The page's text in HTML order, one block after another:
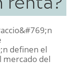
definen el
mercado del